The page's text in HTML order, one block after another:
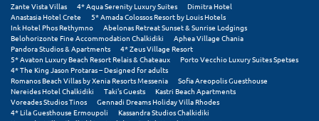
Σκαφιδιά Ηλείας
Σκιάθος
Σκόπελος
Σκύρος
Zante Vista Villas
4* Aqua Serenity Luxury Suites
Dimitra Hotel
Anastasia Hotel Crete
5* Amada Colossos Resort by Louis Hotels
Ink Hotel Phos Rethymno
Abelonas Retreat Sunset & Sunrise Lodgings
Belohorizonte Fine Accommodation Chalkidiki
Aphea Village Chania
Pandora Studios & Apartments
4* Zeus Village Resort
5* Avaton Luxury Beach Resort Relais & Chateaux
Porto Vecchio Luxury Suites Spetses
4* The King Jason Protaras – Designed for adults
Romanos Beach Villas by Xenia Resorts Messenia
Sofia Areopolis Guesthouse
Nereides Hotel Chalkidiki
Taki's Guests
Kastri Beach Apartments
Voreades Studios Tinos
Gennadi Dreams Holiday Villa Rhodes
4* Lila Guesthouse Ermoupoli
Kassandra Studios Chalkidiki